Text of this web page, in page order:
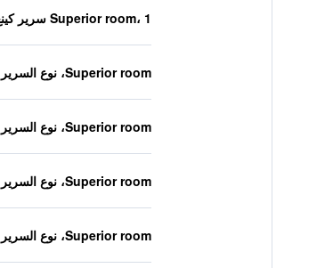
Superior room، 1 سرير كينغ
Superior room، نوع السرير غير معروف
Superior room، نوع السرير غير معروف
Superior room، نوع السرير غير معروف
Superior room، نوع السرير غير معروف